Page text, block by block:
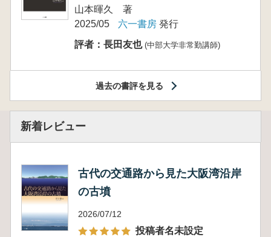
山本暉久 著
2025/05
六一書房 発行
評者：長田友也 (中部大学非常勤講師)
過去の書評を見る
新着レビュー
古代の交通路から見た大阪湾沿岸
の古墳
2026/07/12
投稿者名未設定